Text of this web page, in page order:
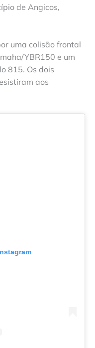
de Angicos,
uma colisão frontal
YBR150 e um
815. Os dois
aos